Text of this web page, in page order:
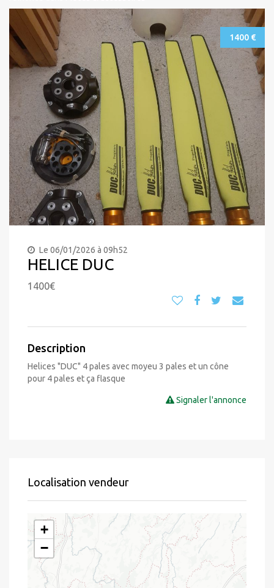
1400 €
Le 06/01/2026 à 09h52
HELICE DUC
1400€
Description
Helices "DUC" 4 pales avec moyeu 3 pales et un cône
pour 4 pales et ça flasque
Signaler l'annonce
Localisation vendeur
+
−